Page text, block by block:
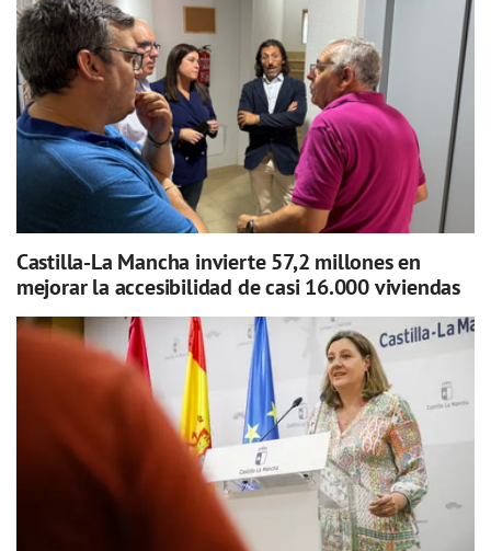
Castilla-La Mancha invierte 57,2 millones en
mejorar la accesibilidad de casi 16.000 viviendas